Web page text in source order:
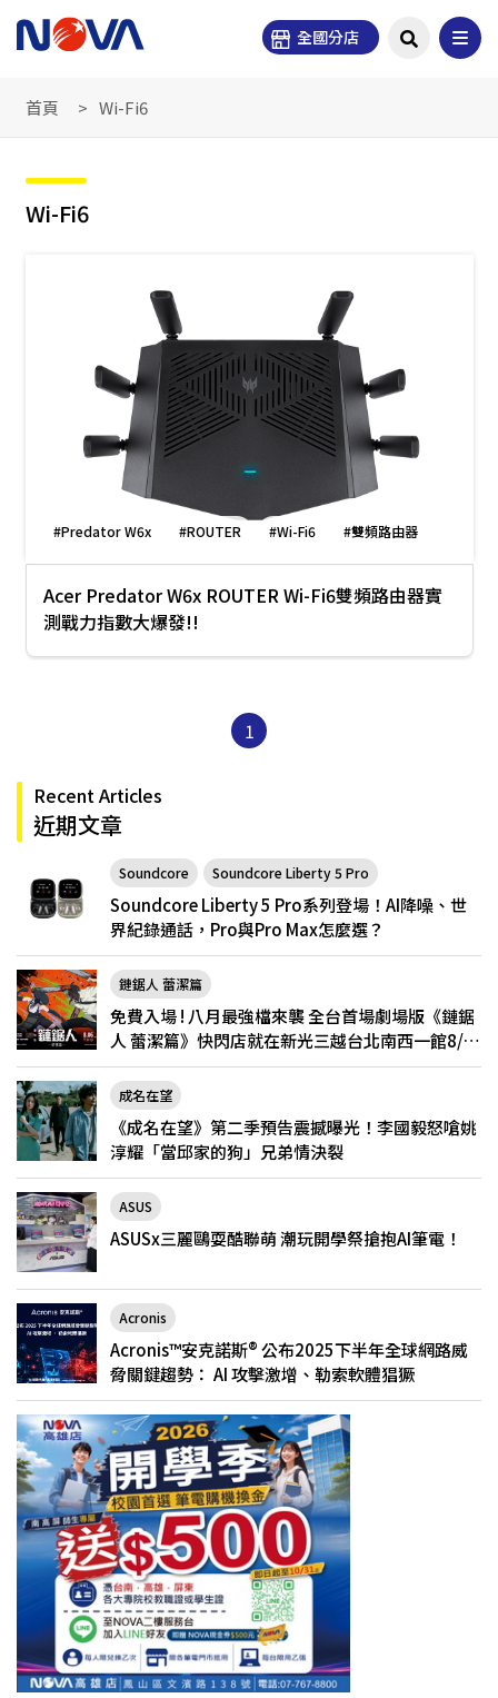
全國分店
首頁 Wi-Fi6
Wi-Fi6
#Predator W6x #ROUTER #Wi-Fi6 #雙頻路由器
Acer Predator W6x ROUTER Wi-Fi6雙頻路由器實
測戰力指數大爆發!!
1
Recent Articles
近期文章
Soundcore Soundcore Liberty 5 Pro
Soundcore Liberty 5 Pro系列登場！AI降噪、世
界紀錄通話，Pro與Pro Max怎麼選？
鏈鋸人 蕾潔篇
免費入場 ! 八月最強檔來襲 全台首場劇場版《鏈鋸
人 蕾潔篇》快閃店就在新光三越台北南西一館8/6
限定登場
成名在望
《成名在望》第二季預告震撼曝光！李國毅怒嗆姚
淳耀「當邱家的狗」兄弟情決裂
ASUS
ASUSx三麗鷗耍酷聯萌 潮玩開學祭搶抱AI筆電！
Acronis
Acronis™安克諾斯® 公布2025下半年全球網路威
脅關鍵趨勢： AI 攻擊激增、勒索軟體猖獗